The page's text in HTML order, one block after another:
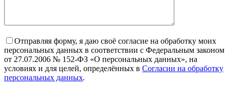
Отправляя форму, я даю своё согласие на обработку моих
персональных данных в соответствии с Федеральным законом
от 27.07.2006 № 152-ФЗ «О персональных данных», на
условиях и для целей, определённых в Согласии на обработку
персональных данных.